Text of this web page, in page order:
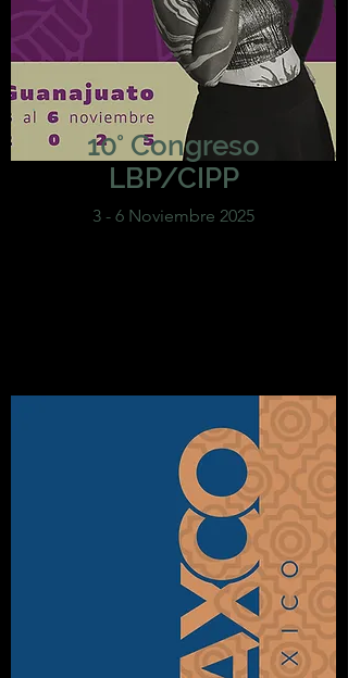
10° Congreso
LBP/CIPP
3 - 6 Noviembre 2025